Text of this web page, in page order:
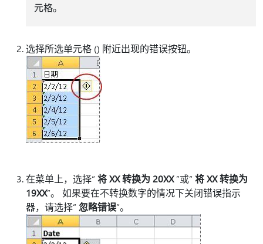
元格。
选择所选单元格 () 附近出现的错误按钮。
在菜单上，选择“ 将 XX 转换为 20XX”或“ 将 XX 转换为
19XX”。 如果要在不转换数字的情况下关闭错误指示
器，请选择“ 忽略错误”。